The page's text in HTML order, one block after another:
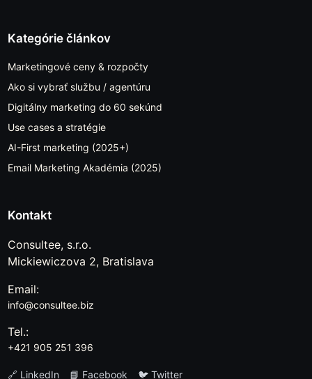
Kategórie článkov
Marketingové ceny & rozpočty
Ako si vybrať službu / agentúru
Digitálny marketing do 60 sekúnd
Use cases a stratégie
AI-First marketing (2025+)
Email Marketing Akadémia (2025)
Kontakt
Consultee, s.r.o.
Mickiewiczova 2, Bratislava
Email:
info@consultee.biz
Tel.:
+421 905 251 396
🔗 LinkedIn 📘 Facebook 🐦 Twitter